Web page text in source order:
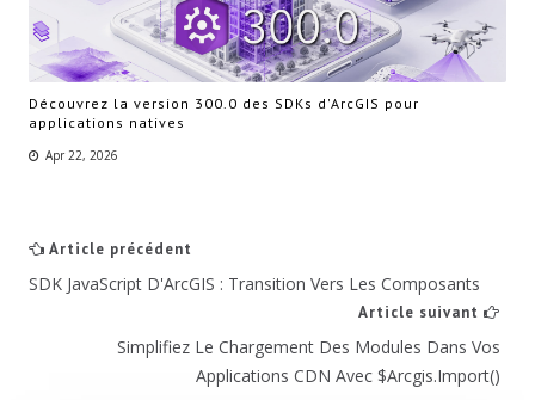
Découvrez la version 300.0 des SDKs d'ArcGIS pour
applications natives
Apr 22, 2026
Article précédent
SDK JavaScript D'ArcGIS : Transition Vers Les Composants
Article suivant
Simplifiez Le Chargement Des Modules Dans Vos
Applications CDN Avec $arcgis.import()